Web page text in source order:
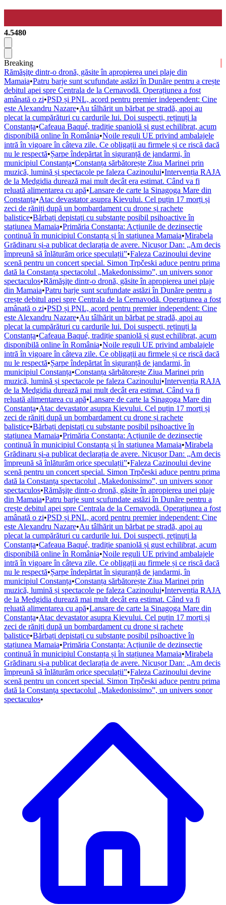
4.5480
Breaking
Rămăşiţe dintr-o dronă, găsite în apropierea unei plaje din
Mamaia•Patru barje sunt scufundate astăzi în Dunăre pentru a crește
debitul apei spre Centrala de la Cernavodă. Operațiunea a fost
amânată o zi•PSD și PNL, acord pentru premier independent: Cine
este Alexandru Nazare•Au tâlhărit un bărbat pe stradă, apoi au
plecat la cumpărături cu cardurile lui. Doi suspecți, reținuți la
Constanța•Cafeaua Baqué, tradiție spaniolă și gust echilibrat, acum
disponibilă online în România•Noile reguli UE privind ambalajele
intră în vigoare în câteva zile. Ce obligații au firmele și ce riscă dacă
nu le respectă•Șarpe îndepărtat în siguranță de jandarmi, în
municipiul Constanța•Constanța sărbătorește Ziua Marinei prin
muzică, lumină și spectacole pe faleza Cazinoului•Intervenția RAJA
de la Medgidia durează mai mult decât era estimat. Când va fi
reluată alimentarea cu apă•Lansare de carte la Sinagoga Mare din
Constanța•Atac devastator asupra Kievului. Cel puțin 17 morți și
zeci de răniți după un bombardament cu drone și rachete
balistice•Bărbați depistați cu substanțe posibil psihoactive în
stațiunea Mamaia•Primăria Constanța: Acțiunile de dezinsecție
continuă în municipiul Constanța și în stațiunea Mamaia•Mirabela
Grădinaru și-a publicat declarația de avere. Nicușor Dan: „Am decis
împreună să înlăturăm orice speculații”•Faleza Cazinoului devine
scenă pentru un concert special. Simon Trpčeski aduce pentru prima
dată la Constanța spectacolul „Makedonissimo”, un univers sonor
spectaculos•Rămăşiţe dintr-o dronă, găsite în apropierea unei plaje
din Mamaia•Patru barje sunt scufundate astăzi în Dunăre pentru a
crește debitul apei spre Centrala de la Cernavodă. Operațiunea a fost
amânată o zi•PSD și PNL, acord pentru premier independent: Cine
este Alexandru Nazare•Au tâlhărit un bărbat pe stradă, apoi au
plecat la cumpărături cu cardurile lui. Doi suspecți, reținuți la
Constanța•Cafeaua Baqué, tradiție spaniolă și gust echilibrat, acum
disponibilă online în România•Noile reguli UE privind ambalajele
intră în vigoare în câteva zile. Ce obligații au firmele și ce riscă dacă
nu le respectă•Șarpe îndepărtat în siguranță de jandarmi, în
municipiul Constanța•Constanța sărbătorește Ziua Marinei prin
muzică, lumină și spectacole pe faleza Cazinoului•Intervenția RAJA
de la Medgidia durează mai mult decât era estimat. Când va fi
reluată alimentarea cu apă•Lansare de carte la Sinagoga Mare din
Constanța•Atac devastator asupra Kievului. Cel puțin 17 morți și
zeci de răniți după un bombardament cu drone și rachete
balistice•Bărbați depistați cu substanțe posibil psihoactive în
stațiunea Mamaia•Primăria Constanța: Acțiunile de dezinsecție
continuă în municipiul Constanța și în stațiunea Mamaia•Mirabela
Grădinaru și-a publicat declarația de avere. Nicușor Dan: „Am decis
împreună să înlăturăm orice speculații”•Faleza Cazinoului devine
scenă pentru un concert special. Simon Trpčeski aduce pentru prima
dată la Constanța spectacolul „Makedonissimo”, un univers sonor
spectaculos•Rămăşiţe dintr-o dronă, găsite în apropierea unei plaje
din Mamaia•Patru barje sunt scufundate astăzi în Dunăre pentru a
crește debitul apei spre Centrala de la Cernavodă. Operațiunea a fost
amânată o zi•PSD și PNL, acord pentru premier independent: Cine
este Alexandru Nazare•Au tâlhărit un bărbat pe stradă, apoi au
plecat la cumpărături cu cardurile lui. Doi suspecți, reținuți la
Constanța•Cafeaua Baqué, tradiție spaniolă și gust echilibrat, acum
disponibilă online în România•Noile reguli UE privind ambalajele
intră în vigoare în câteva zile. Ce obligații au firmele și ce riscă dacă
nu le respectă•Șarpe îndepărtat în siguranță de jandarmi, în
municipiul Constanța•Constanța sărbătorește Ziua Marinei prin
muzică, lumină și spectacole pe faleza Cazinoului•Intervenția RAJA
de la Medgidia durează mai mult decât era estimat. Când va fi
reluată alimentarea cu apă•Lansare de carte la Sinagoga Mare din
Constanța•Atac devastator asupra Kievului. Cel puțin 17 morți și
zeci de răniți după un bombardament cu drone și rachete
balistice•Bărbați depistați cu substanțe posibil psihoactive în
stațiunea Mamaia•Primăria Constanța: Acțiunile de dezinsecție
continuă în municipiul Constanța și în stațiunea Mamaia•Mirabela
Grădinaru și-a publicat declarația de avere. Nicușor Dan: „Am decis
împreună să înlăturăm orice speculații”•Faleza Cazinoului devine
scenă pentru un concert special. Simon Trpčeski aduce pentru prima
dată la Constanța spectacolul „Makedonissimo”, un univers sonor
spectaculos•